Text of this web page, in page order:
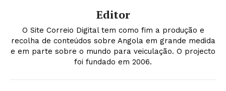
Editor
O Site Correio Digital tem como fim a produção e
recolha de conteúdos sobre Angola em grande medida
e em parte sobre o mundo para veiculação. O projecto
foi fundado em 2006.